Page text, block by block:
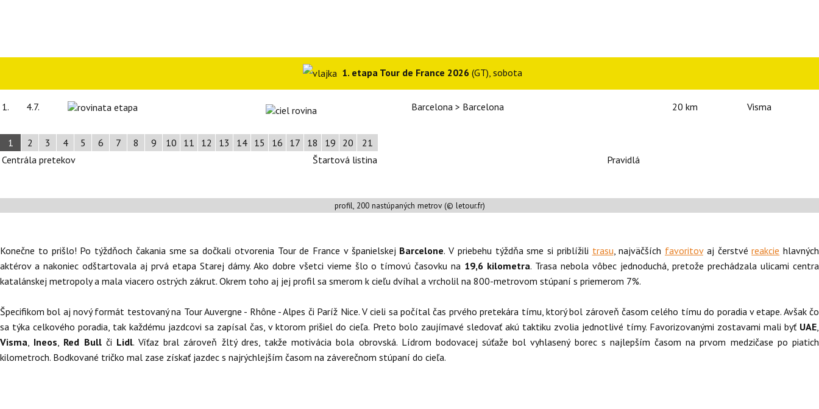
1. etapa Tour de France 2026 (GT), sobota
1. 4.7. Barcelona > Barcelona 20 km Visma
1 2 3 4 5 6 7 8 9 10 11 12 13 14 15 16 17 18 19 20
21
Centrála pretekov
Štartová listina Pravidlá
profil, 200 nastúpaných metrov (© letour.fr)
Konečne to prišlo! Po týždňoch čakania sme sa dočkali otvorenia Tour de France v španielskej Barcelone. V priebehu týždňa sme si priblížili trasu, najväčších favoritov aj čerstvéreakcie hlavných
aktérov a nakoniec odštartovala aj prvá etapa Starej dámy. Ako dobre všetci vieme šlo o tímovú časovku na 19,6 kilometra. Trasa nebola vôbec jednoduchá, pretože prechádzala ulicami centra
katalánskej metropoly a mala viacero ostrých zákrut. Okrem toho aj jej profil sa smerom k cieľu dvíhal a vrcholil na 800-metrovom stúpaní s priemerom 7%.
Špecifikom bol aj nový formát testovaný na Tour Auvergne - Rhône - Alpes či Paríž Nice. V cieli sa počítal čas prvého pretekára tímu, ktorý bol zároveň časom celého tímu do poradia v etape. Avšak čo
sa týka celkového poradia, tak každému jazdcovi sa zapísal čas, v ktorom prišiel do cieľa. Preto bolo zaujímavé sledovať akú taktiku zvolia jednotlivé tímy. Favorizovanými zostavami mali byť UAE,
Visma, Ineos, Red Bull či Lidl. Víťaz bral zároveň žltý dres, takže motivácia bola obrovská. Lídrom bodovacej súťaže bol vyhlasený borec s najlepším časom na prvom medzičase po piatich
kilometroch. Bodkované tričko mal zase získať jazdec s najrýchlejším časom na záverečnom stúpaní do cieľa.